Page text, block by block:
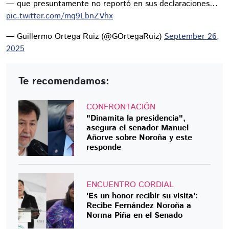
— que presuntamente no reportó en sus declaraciones…
pic.twitter.com/mq9LbnZVhx
— Guillermo Ortega Ruiz (@GOrtegaRuiz) September 26,
2025
Te recomendamos:
CONFRONTACIÓN
"Dinamita la presidencia",
asegura el senador Manuel
Añorve sobre Noroña y este
responde
ENCUENTRO CORDIAL
'Es un honor recibir su visita':
Recibe Fernández Noroña a
Norma Piña en el Senado